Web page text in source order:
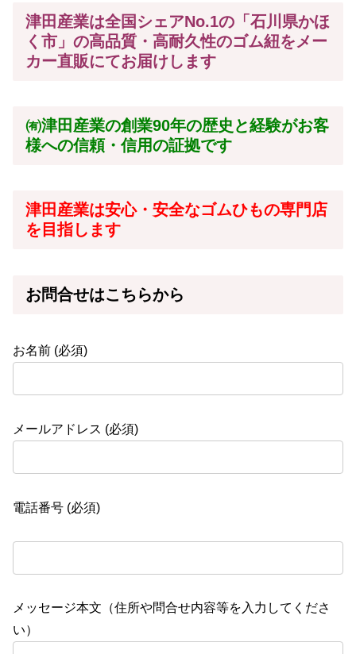
津田産業は全国シェアNo.1の「石川県かほ
く市」の高品質・高耐久性のゴム紐をメー
カー直販にてお届けします
㈲津田産業の創業90年の歴史と経験がお客
様への信頼・信用の証拠です
津田産業は安心・安全なゴムひもの専門店
を目指します
お問合せはこちらから
お名前 (必須)
メールアドレス (必須)
電話番号 (必須)
メッセージ本文（住所や問合せ内容等を入力してくださ
い）